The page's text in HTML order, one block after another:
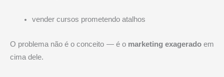
vender cursos prometendo atalhos
O problema não é o conceito — é o marketing exageradoem
cima dele.